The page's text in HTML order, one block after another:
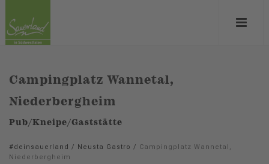
Campingplatz Wannetal,
Niederbergheim
Pub/Kneipe/Gaststätte
#deinsauerland / Neusta Gastro / Campingplatz Wannetal,
Niederbergheim